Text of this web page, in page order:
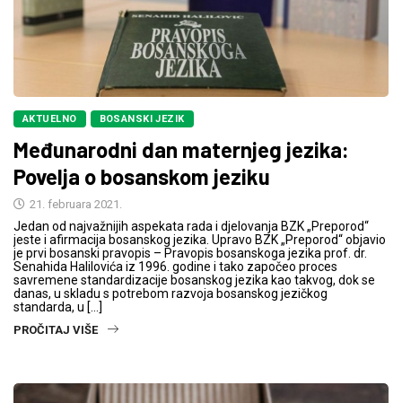
AKTUELNO BOSANSKI JEZIK
Međunarodni dan maternjeg jezika:
Povelja o bosanskom jeziku
21. februara 2021.
Jedan od najvažnijih aspekata rada i djelovanja BZK „Preporod“
jeste i afirmacija bosanskog jezika. Upravo BZK „Preporod“ objavio
je prvi bosanski pravopis – Pravopis bosanskoga jezika prof. dr.
Senahida Halilovića iz 1996. godine i tako započeo proces
savremene standardizacije bosanskog jezika kao takvog, dok se
danas, u skladu s potrebom razvoja bosanskog jezičkog
standarda, u […]
PROČITAJ VIŠE